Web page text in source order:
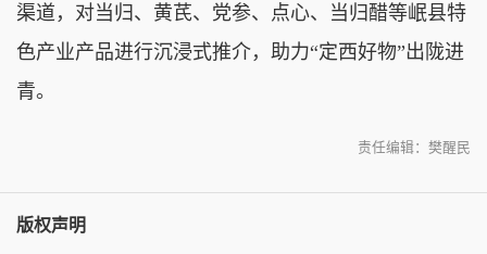
渠道，对当归、黄芪、党参、点心、当归醋等岷县特
色产业产品进行沉浸式推介，助力“定西好物”出陇进
青。
责任编辑：樊醒民
版权声明